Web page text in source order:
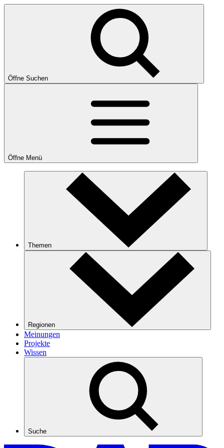
Öffne Suchen
Öffne Menü
Themen
Regionen
Meinungen
Projekte
Wissen
Suche